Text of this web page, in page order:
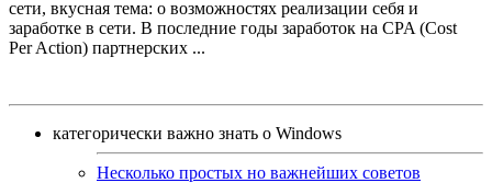
сети, вкусная тема: о возможностях реализации себя и
заработке в сети. В последние годы заработок на CPA (Cost
Per Action) партнерских ...
категорически важно знать о Windows
Несколько простых но важнейших советов